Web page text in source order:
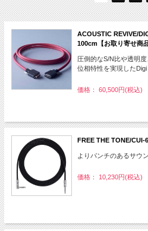
ACOUSTIC REVIVE/
100cm【お取り寄せ商品
圧倒的なS/N比や透明
位相特性を実現した
価格： 60,500円(税込)
FREE THE TONE/CUI-
よりパンチのあるサウ
価格： 10,230円(税込)